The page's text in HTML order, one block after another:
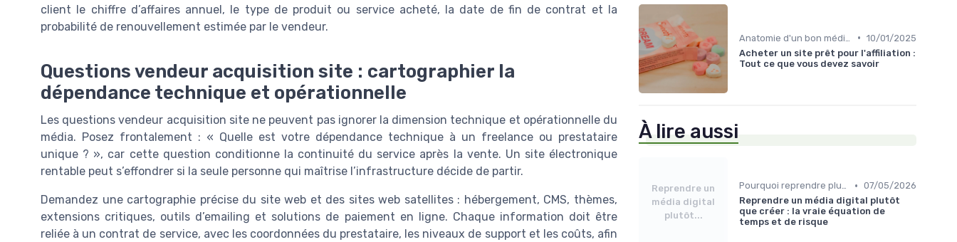
client le chiffre d’affaires annuel, le type de produit ou service acheté, la date de fin de contrat et la
probabilité de renouvellement estimée par le vendeur.
Questions vendeur acquisition site : cartographier la
dépendance technique et opérationnelle
Les questions vendeur acquisition site ne peuvent pas ignorer la dimension technique et opérationnelle du
média. Posez frontalement : « Quelle est votre dépendance technique à un freelance ou prestataire
unique ? », car cette question conditionne la continuité du service après la vente. Un site électronique
rentable peut s’effondrer si la seule personne qui maîtrise l’infrastructure décide de partir.
Demandez une cartographie précise du site web et des sites web satellites : hébergement, CMS, thèmes,
extensions critiques, outils d’emailing et solutions de paiement en ligne. Chaque information doit être
reliée à un contrat de service, avec les coordonnées du prestataire, les niveaux de support et les coûts, afin
• 10/01/2025
Acheter un site prêt pour l'affiliation :
Tout ce que vous devez savoir
À lire aussi
Reprendre un
média digital
plutôt...
Pourquoi reprendre plutôt que créer • 07/05/2026
Reprendre un média digital plutôt
que créer : la vraie équation de
temps et de risque